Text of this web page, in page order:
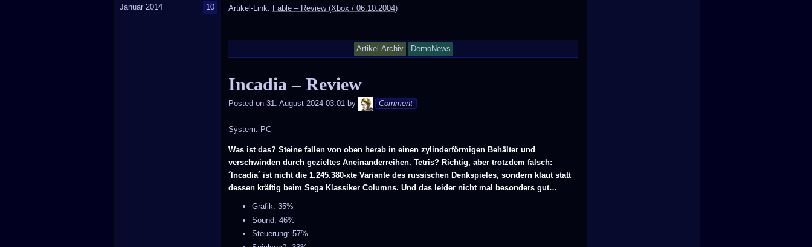
Artikel-Link: Fable – Review (Xbox / 06.10.2004)
Artikel-Archiv DemoNews
Incadia – Review
Posted on 31. August 2024 03:01 by Andy
Comment
System: PC
Was ist das? Steine fallen von oben herab in einen zylinderförmigen Behälter und
verschwinden durch gezieltes Aneinanderreihen. Tetris? Richtig, aber trotzdem falsch:
´Incadia´ ist nicht die 1.245.380-xte Variante des russischen Denkspieles, sondern klaut statt
dessen kräftig beim Sega Klassiker Columns. Und das leider nicht mal besonders gut…
Grafik: 35%
Sound: 46%
Steuerung: 57%
Januar 2014 10